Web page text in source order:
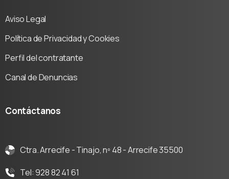
Aviso Legal
Política de Privacidad y Cookies
Perfil del contratante
Canal de Denuncias
Contáctanos
Ctra. Arrecife - Tinajo, nº 48 - Arrecife 35500
Tel: 928 82 41 61